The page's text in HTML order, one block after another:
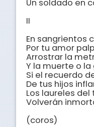
Un soldado en
II
En sangrientos
Por tu amor
Arrostrar la
Y la muerte o
Si el recuerdo
De tus hijos
Los laureles
Volverán
(coros)